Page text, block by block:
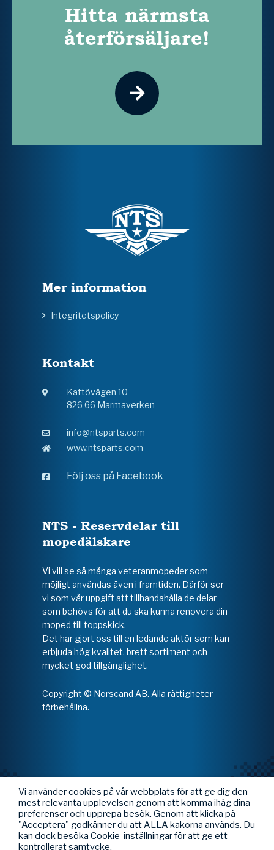
Hitta närmsta
återförsäljare!
Mer information
Integritetspolicy
Kontakt
Kattövägen 10
826 66 Marmaverken
info@ntsparts.com
www.ntsparts.com
Följ oss på Facebook
NTS - Reservdelar till
mopedälskare
Vi vill se så många veteranmopeder som
möjligt användas även i framtiden. Därför ser
vi som vår uppgift att tillhandahålla de delar
som behövs för att du ska kunna renovera din
moped till toppskick.
Det har gjort oss till en ledande aktör som kan
erbjuda hög kvalitet, brett sortiment och
mycket god tillgänglighet.
Copyright © Norscand AB. Alla rättigheter
förbehållna.
Vi använder cookies på vår webbplats för att ge dig den
mest relevanta upplevelsen genom att komma ihåg dina
preferenser och upprepa besök. Genom att klicka på
"Acceptera" godkänner du att ALLA kakorna används. Du
kan dock besöka Cookie-inställningar för att ge ett
kontrollerat samtycke.